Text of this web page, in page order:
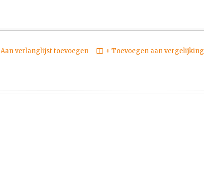
Aan verlanglijst toevoegen + Toevoegen aan vergelijking